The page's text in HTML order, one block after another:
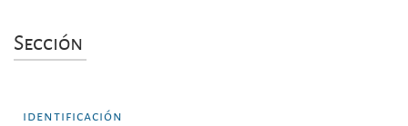
Sección
identificación